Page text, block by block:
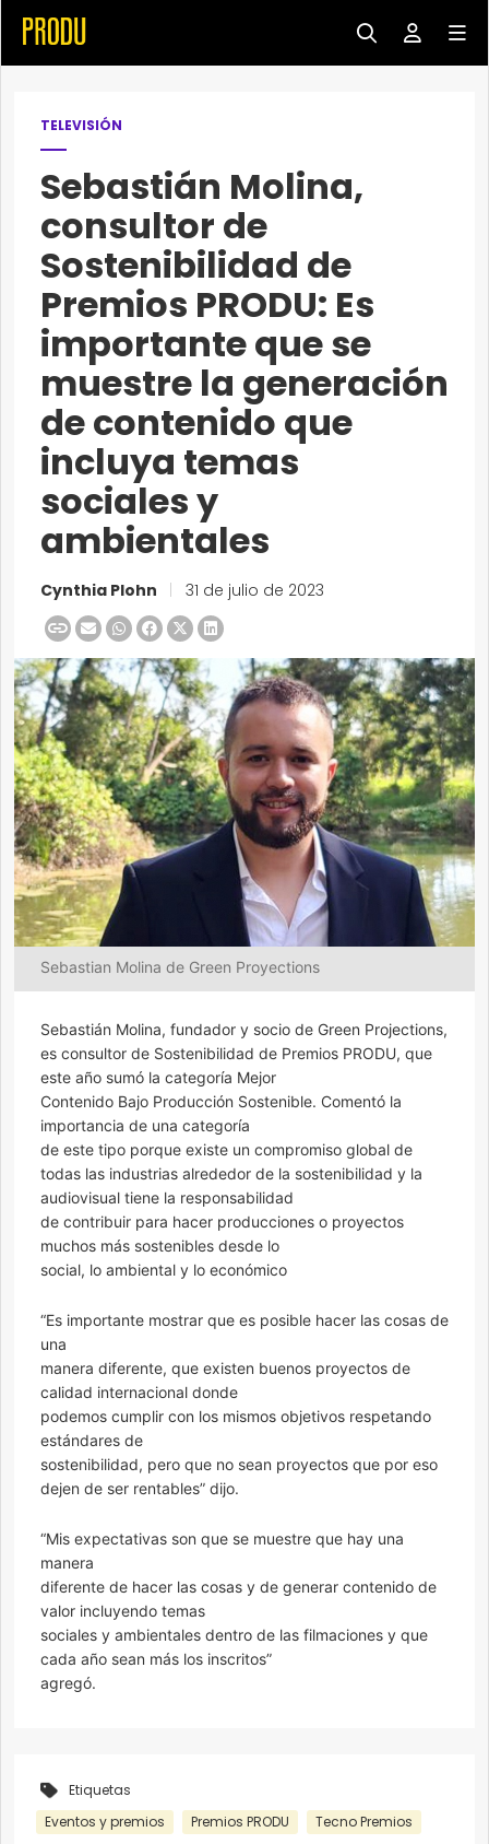
TELEVISIÓN
Sebastián Molina,
consultor de
Sostenibilidad de
Premios PRODU: Es
importante que se
muestre la generación
de contenido que
incluya temas
sociales y
ambientales
Cynthia Plohn 31 de julio de 2023
Sebastian Molina de Green Proyections
Sebastián Molina, fundador y socio de Green Projections,
es consultor de Sostenibilidad de Premios PRODU, que
este año sumó la categoría Mejor
Contenido Bajo Producción Sostenible. Comentó la
importancia de una categoría
de este tipo porque existe un compromiso global de
todas las industrias alrededor de la sostenibilidad y la
audiovisual tiene la responsabilidad
de contribuir para hacer producciones o proyectos
muchos más sostenibles desde lo
social, lo ambiental y lo económico
“Es importante mostrar que es posible hacer las cosas de
una
manera diferente, que existen buenos proyectos de
calidad internacional donde
podemos cumplir con los mismos objetivos respetando
estándares de
sostenibilidad, pero que no sean proyectos que por eso
dejen de ser rentables” dijo.
“Mis expectativas son que se muestre que hay una
manera
diferente de hacer las cosas y de generar contenido de
valor incluyendo temas
sociales y ambientales dentro de las filmaciones y que
cada año sean más los inscritos”
agregó.
Etiquetas
Eventos y premios
Premios PRODU Tecno Premios